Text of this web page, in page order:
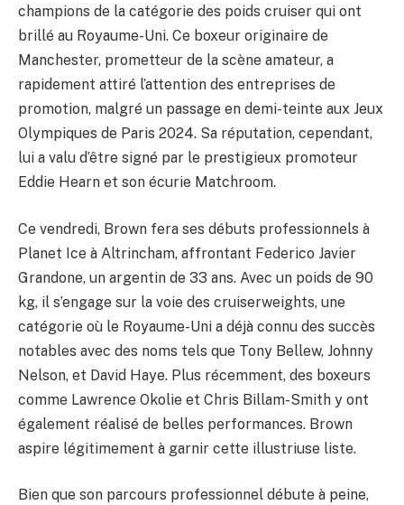
champions de la catégorie des poids cruiser qui ont
brillé au Royaume-Uni. Ce boxeur originaire de
Manchester, prometteur de la scène amateur, a
rapidement attiré l’attention des entreprises de
promotion, malgré un passage en demi-teinte aux Jeux
Olympiques de Paris 2024. Sa réputation, cependant,
lui a valu d’être signé par le prestigieux promoteur
Eddie Hearn et son écurie Matchroom.
Ce vendredi, Brown fera ses débuts professionnels à
Planet Ice à Altrincham, affrontant Federico Javier
Grandone, un argentin de 33 ans. Avec un poids de 90
kg, il s’engage sur la voie des cruiserweights, une
catégorie où le Royaume-Uni a déjà connu des succès
notables avec des noms tels que Tony Bellew, Johnny
Nelson, et David Haye. Plus récemment, des boxeurs
comme Lawrence Okolie et Chris Billam-Smith y ont
également réalisé de belles performances. Brown
aspire légitimement à garnir cette illustriuse liste.
Bien que son parcours professionnel débute à peine,